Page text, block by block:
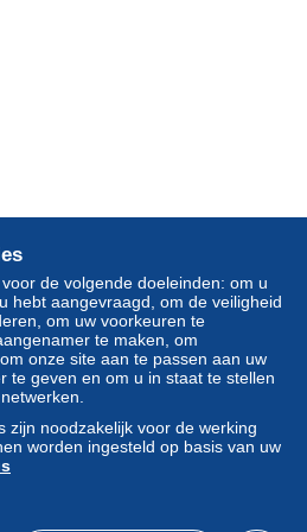
met
Er worden geen
die Delcampe ter
"
Mijn aankopen: Betalen
verricht metcredit/debitcardof
wordt door de verkoper
Een onbetaalde aankoop kan
rekening van de koper.
van de verkoper clausules
tot de betaling, moeten deze
De betalingsvoorwaarden
zoals gedefinieerd in de
de volgende doeleinden: om u
hebt aangevraagd, om de veiligheid
om uw voorkeuren te
te maken, om
onze site aan te passen aan uw
te geven en om u in staat te stellen
zijn noodzakelijk voor de werking
worden ingesteld op basis van uw